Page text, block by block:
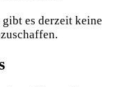
es derzeit keine